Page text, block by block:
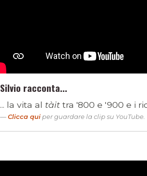
Silvio racconta...
... la vita al tàit tra '800 e '900 e i
Clicca qui per guardare la clip su YouTube.